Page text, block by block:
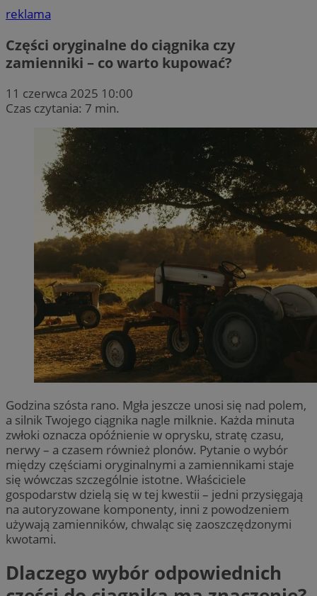
reklama
Części oryginalne do ciągnika czy
zamienniki – co warto kupować?
11 czerwca 2025 10:00
Czas czytania: 7 min.
Godzina szósta rano. Mgła jeszcze unosi się nad polem,
a silnik Twojego ciągnika nagle milknie. Każda minuta
zwłoki oznacza opóźnienie w oprysku, stratę czasu,
nerwy – a czasem również plonów. Pytanie o wybór
między częściami oryginalnymi a zamiennikami staje
się wówczas szczególnie istotne. Właściciele
gospodarstw dzielą się w tej kwestii – jedni przysięgają
na autoryzowane komponenty, inni z powodzeniem
używają zamienników, chwaląc się zaoszczędzonymi
kwotami.
Dlaczego wybór odpowiednich